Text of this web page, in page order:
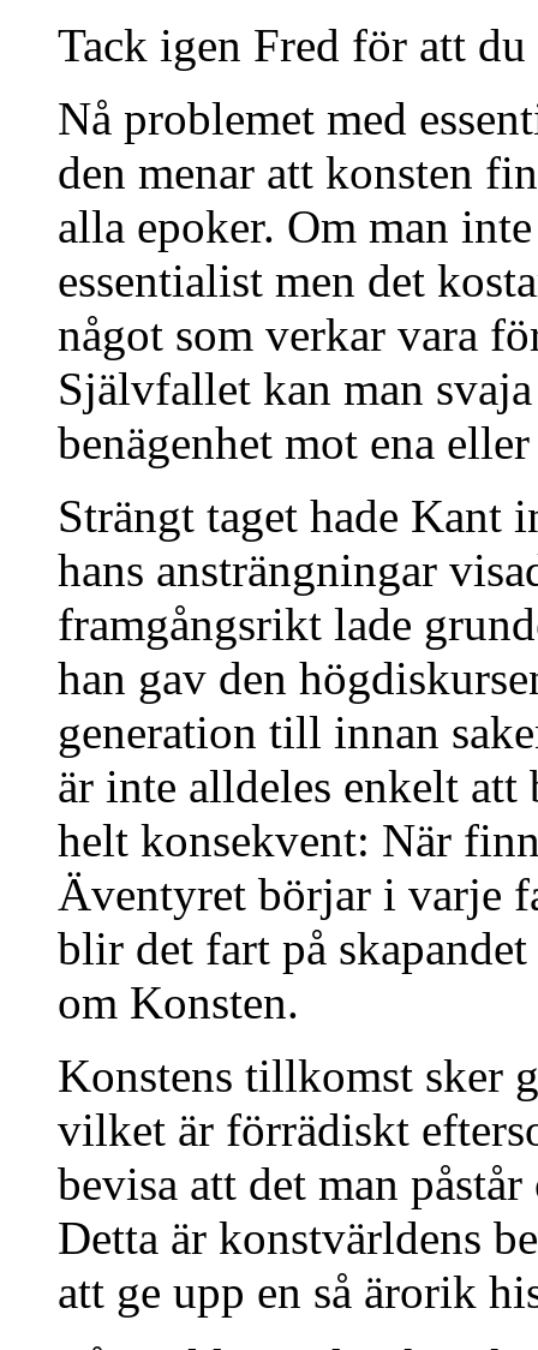
Tack igen Fred för att
Nå problemet med
den menar att konsten
alla epoker. Om man
essentialist men det
något som verkar vara
Självfallet kan man
benägenhet mot ena
Strängt taget hade Kant
hans ansträngningar
framgångsrikt lade
han gav den
generation till innan
är inte alldeles enkelt att
helt konsekvent: När
Äventyret börjar i varje
blir det fart på
om Konsten.
Konstens tillkomst sker
vilket är förrädiskt
bevisa att det man
Detta är konstvärldens
att ge upp en så ärorik